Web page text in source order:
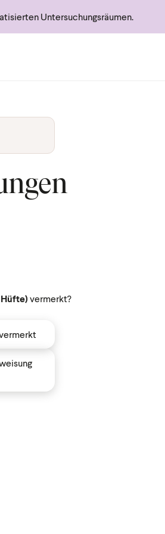
Untersuchungsräumen.
vermerkt?